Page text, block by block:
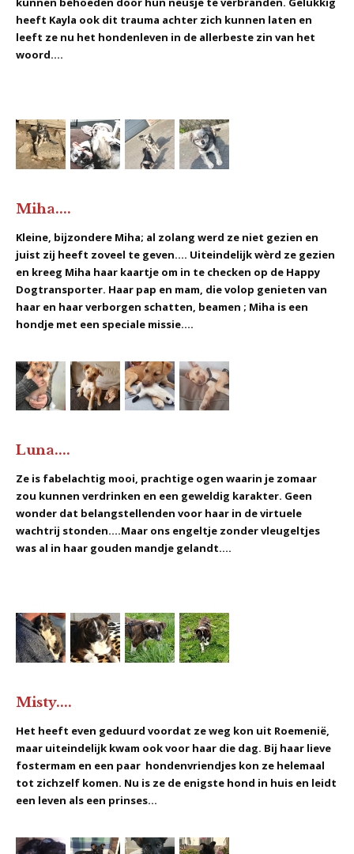
heeft Kayla ook dit trauma achter zich kunnen laten en
leeft ze nu het hondenleven in de allerbeste zin van het
woord....
Miha....
Kleine, bijzondere Miha; al zolang werd ze niet gezien en
juist zij heeft zoveel te geven.... Uiteindelijk wèrd ze gezien
en kreeg Miha haar kaartje om in te checken op de Happy
Dogtransporter. Haar pap en mam, die volop genieten van
haar en haar verborgen schatten, beamen ; Miha is een
hondje met een speciale missie....
Luna....
Ze is fabelachtig mooi, prachtige ogen waarin je zomaar
zou kunnen verdrinken en een geweldig karakter. Geen
wonder dat belangstellenden voor haar in de virtuele
wachtrij stonden....Maar ons engeltje zonder vleugeltjes
was al in haar gouden mandje gelandt....
Misty....
Het heeft even geduurd voordat ze weg kon uit Roemenië,
maar uiteindelijk kwam ook voor haar die dag. Bij haar lieve
fostermam en een paar hondenvriendjes kon ze helemaal
tot zichzelf komen. Nu is ze de enigste hond in huis en leidt
een leven als een prinses...